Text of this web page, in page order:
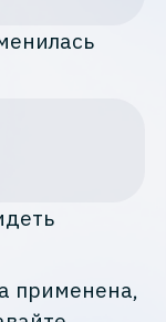
применена,